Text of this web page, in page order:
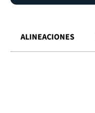
ALINEACIONES